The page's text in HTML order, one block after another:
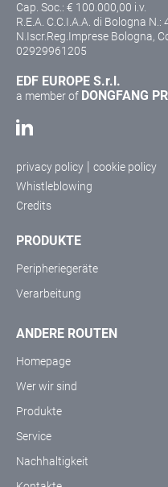
Cap. Soc.: € 100.000,00 i.v.
R.E.A. C.C.I.A.A. di Bologna N.:
N.Iscr.Reg.Imprese Bologna,
02929961205
EDF EUROPE S.r.l.
a member of DONGFANG
privacy policy
cookie policy
Whistleblowing
Credits
PRODUKTE
Peripheriegeräte
Verarbeitung
ANDERE ROUTEN
Homepage
Wer wir sind
Produkte
Service
Nachhaltigkeit